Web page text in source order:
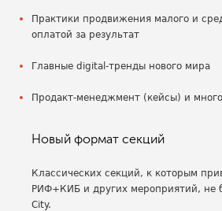
Практики продвижения малого и
оплатой за результат
Главные digital-тренды нового мира
Продакт-менеджмент (кейсы) и
Новый формат секций
Классических секций, к которым
РИФ+КИБ и других мероприятий, не
City.